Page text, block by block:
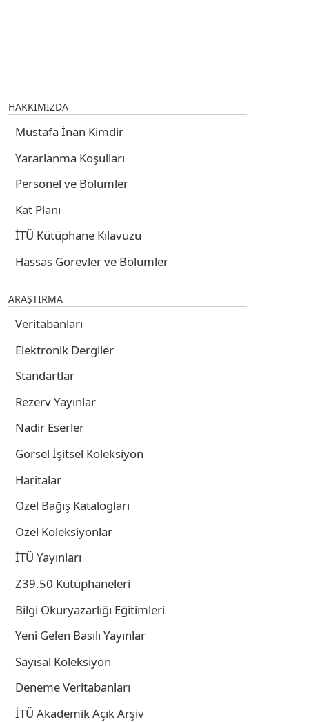
HAKKIMIZDA
Mustafa İnan Kimdir
Yararlanma Koşulları
Personel ve Bölümler
Kat Planı
İTÜ Kütüphane Kılavuzu
Hassas Görevler ve Bölümler
ARAŞTIRMA
Veritabanları
Elektronik Dergiler
Standartlar
Rezerv Yayınlar
Nadir Eserler
Görsel İşitsel Koleksiyon
Haritalar
Özel Bağış Katalogları
Özel Koleksiyonlar
İTÜ Yayınları
Z39.50 Kütüphaneleri
Bilgi Okuryazarlığı Eğitimleri
Yeni Gelen Basılı Yayınlar
Sayısal Koleksiyon
Deneme Veritabanları
İTÜ Akademik Açık Arşiv